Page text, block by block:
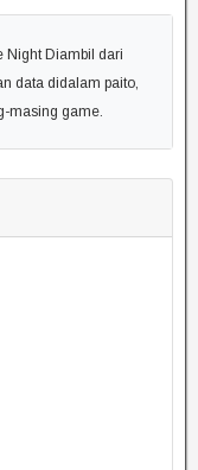
Night Diambil dari
data didalam paito,
masing game.